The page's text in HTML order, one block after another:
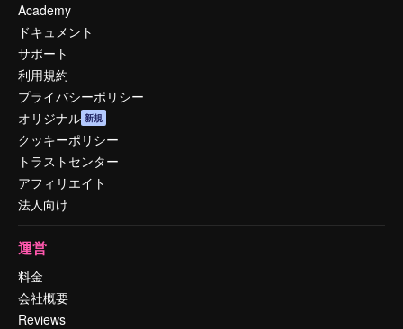
Academy
ドキュメント
サポート
利用規約
プライバシーポリシー
オリジナル 新規
クッキーポリシー
トラストセンター
アフィリエイト
法人向け
運営
料金
会社概要
Reviews